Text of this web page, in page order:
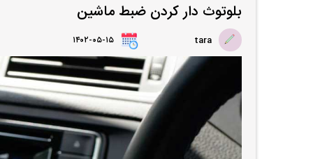
بلوتوث دار كردن ضبط ماشين
tara ۱۴۰۲-۰۵-۱۵